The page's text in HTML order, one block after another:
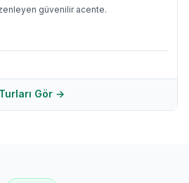
güvenilir acente.
Turları Gör →